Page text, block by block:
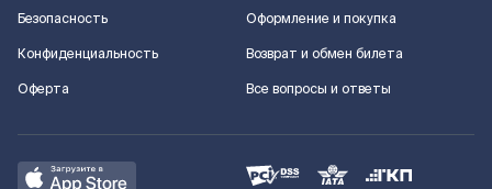
Безопасность
Конфиденциальность
Оферта
Оформление и покупка
Возврат и обмен билета
Все вопросы и ответы